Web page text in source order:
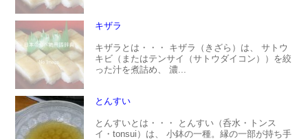
キザラ
キザラとは・・・ キザラ（きざら）は、 サトウ
キビ（またはテンサイ（サトウダイコン））を絞
った汁を煮詰め、 濃...
とんすい
とんすいとは・・・ とんすい（呑水・トンス
イ・tonsui）は、 小鉢の一種。縁の一部が持ち手